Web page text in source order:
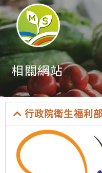
相關網站
行政院衛生福利